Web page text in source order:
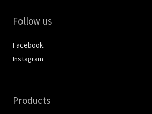
Follow us
Facebook
Instagram
Products